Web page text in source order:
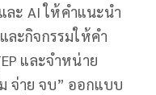
ละ AI ให้คำแนะนำ
ะกิจกรรมให้คำ
และจำหน่าย
จ่าย จบ” ออกแบบ